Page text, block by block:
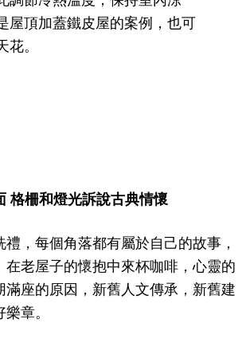
屋頂加蓋鐵皮屋的案例，也可
花。
格柵和燈光訴說古典情懷
，每個角落都有屬於自己的故事，
在老屋子的懷抱中來杯咖啡，心靈的
滿座的原因，新舊人文傳承，新舊建
章。